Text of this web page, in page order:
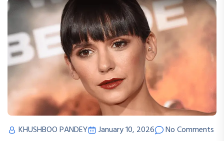
KHUSHBOO PANDEY January 10, 2026
No Comments